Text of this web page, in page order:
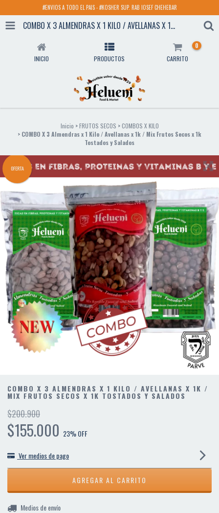
#ENVIOS A TODO EL PAIS - #KOSHER SUP. RAB IOSEF CHEHEBAR
COMBO X 3 ALMENDRAS X 1 KILO / AVELLANAS X 1K / MIX FRUTOS SECOS X 1K TOSTADOS Y SALADOS
INICIO PRODUCTOS CARRITO
0
Inicio > FRUTOS SECOS > COMBOS X KILO
> COMBO X 3 Almendras x 1 Kilo / Avellanas x 1k / Mix Frutos Secos x 1k
Tostados y Salados
OFERTA
COMBO X 3 ALMENDRAS X 1 KILO / AVELLANAS X 1K /
MIX FRUTOS SECOS X 1K TOSTADOS Y SALADOS
$200.900
$155.000 23% OFF
Ver medios de pago
Entregas para el CP:
Medios de envío